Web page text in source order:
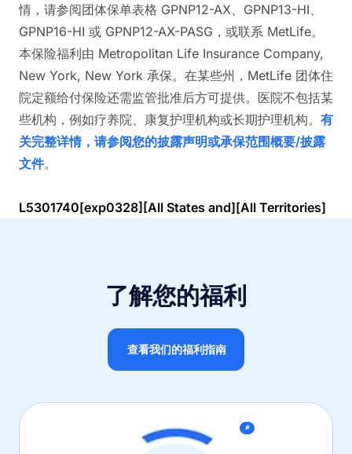
情，请参阅团体保单表格 GPNP12-AX、GPNP13-HI、
GPNP16-HI 或 GPNP12-AX-PASG，或联系 MetLife。
本保险福利由 Metropolitan Life Insurance Company,
New York, New York 承保。在某些州，MetLife 团体住
院定额给付保险还需监管批准后方可提供。医院不包括某
些机构，例如疗养院、康复护理机构或长期护理机构。 有
关完整详情，请参阅您的披露声明或承保范围概要/披露
文件。
L5301740[exp0328][All States and][All Territories]
了解您的福利
查看我们的福利指南
新